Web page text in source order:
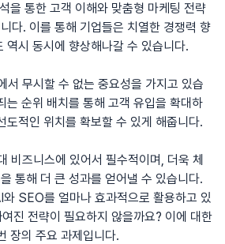
을 통한 고객 이해와 맞춤형 마케팅 전략
다. 이를 통해 기업들은 치열한 경쟁력 향
역시 동시에 향상해나갈 수 있습니다.
서 무시할 수 없는 중요성을 가지고 있습
는 순위 배치를 통해 고객 유입을 확대하
도적인 위치를 확보할 수 있게 해줍니다.
비즈니스에 있어서 필수적이며, 더욱 체
통해 더 큰 성과를 얻어낼 수 있습니다.
SEO를 얼마나 효과적으로 활용하고 있
진 전략이 필요하지 않을까요? 이에 대한
장의 주요 과제입니다.